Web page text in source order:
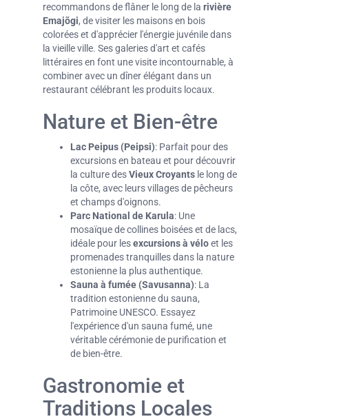
recommandons de flâner le long de la rivière
Emajõgi, de visiter les maisons en bois
colorées et d'apprécier l'énergie juvénile dans
la vieille ville. Ses galeries d'art et cafés
littéraires en font une visite incontournable, à
combiner avec un dîner élégant dans un
restaurant célébrant les produits locaux.
Nature et Bien-être
Lac Peipus (Peipsi): Parfait pour des
excursions en bateau et pour découvrir
la culture desVieux Croyants le long de
la côte, avec leurs villages de pêcheurs
et champs d'oignons.
Parc National de Karula: Une
mosaïque de collines boisées et de lacs,
idéale pour lesexcursions à véloet les
promenades tranquilles dans la nature
estonienne la plus authentique.
Sauna à fumée (Savusanna): La
tradition estonienne du sauna,
Patrimoine UNESCO. Essayez
l'expérience d'un sauna fumé, une
véritable cérémonie de purification et
de bien-être.
Gastronomie et
Traditions Locales